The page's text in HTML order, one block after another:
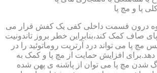
پا و مچ پا
درون قسمت داخلی کفی یک کفش قرار می
پای صاف کمک کند،بنابراین خطر بروز تاندونیت
پا می تواند درد آرتریت روماتوئید را در
دهد.برای افزایش حمایت از مچ پا و کمک به
شدن مچ پا می توان از پاشنه ی پهن شده